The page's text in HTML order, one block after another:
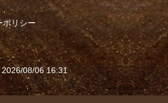
ポリシー
08/06 16:31